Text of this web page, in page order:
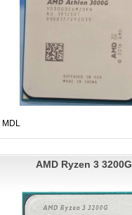
MDL
AMD Ryzen 3 3200G